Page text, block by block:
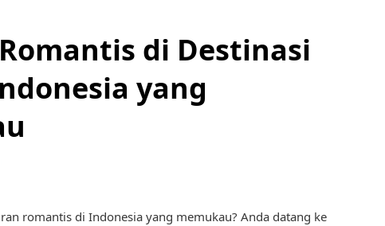
di Destinasi
yang
romantis di Indonesia yang memukau? Anda datang ke